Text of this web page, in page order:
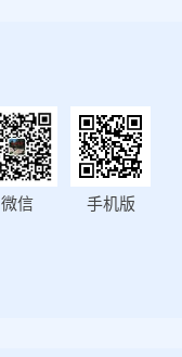
微信 手机版